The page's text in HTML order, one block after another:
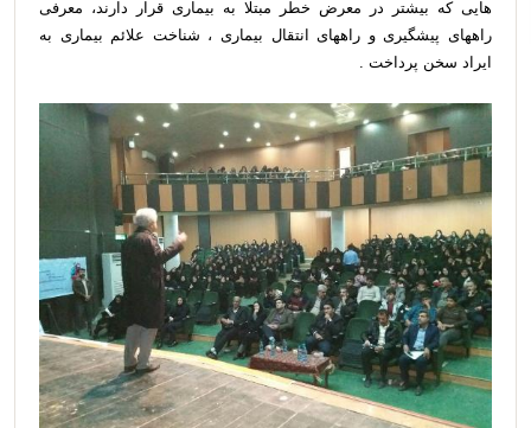
هایی که بیشتر در معرض خطر مبتلا به بیماری قرار دارند، معرفی
راههای پیشگیری و راههای انتقال بیماری ، شناخت علائم بیماری به
ایراد سخن پرداخت .